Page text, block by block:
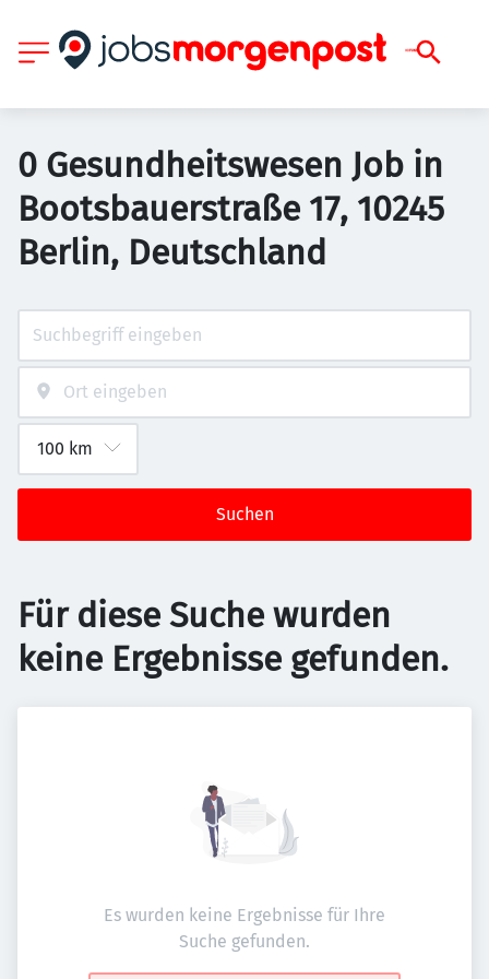
0 Gesundheitswesen Job in
Bootsbauerstraße 17, 10245
Berlin, Deutschland
Suchen
Für diese Suche wurden
keine Ergebnisse gefunden.
Es wurden keine Ergebnisse für Ihre
Suche gefunden.